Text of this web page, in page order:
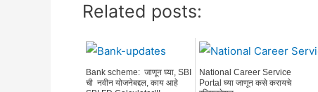
Related posts:
Bank scheme: जाणून घ्या, SBI
ची नवीन योजनेबद्दल, काय आहे
National Career Service
Portal घ्या जाणून कसे करायचे